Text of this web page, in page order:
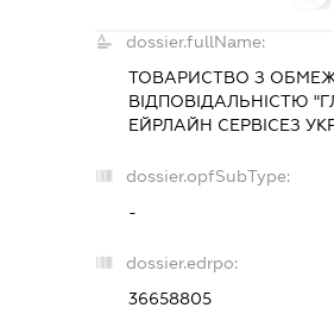
dossier.fullName:
ТОВАРИСТВО З
ВІДПОВІДАЛЬНІСТЮ
ЕЙРЛАЙН СЕРВІСЕЗ
dossier.opfSubType:
-
dossier.edrpo:
36658805